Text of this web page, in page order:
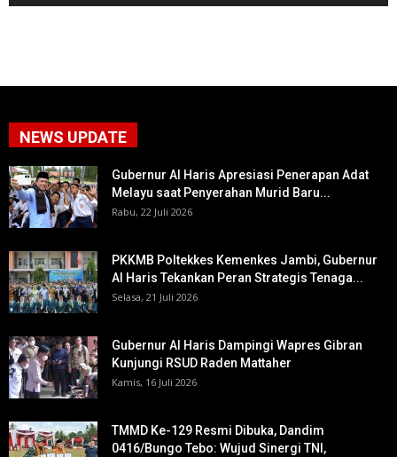
NEWS UPDATE
Gubernur Al Haris Apresiasi Penerapan Adat
Melayu saat Penyerahan Murid Baru...
Rabu, 22 Juli 2026
PKKMB Poltekkes Kemenkes Jambi, Gubernur
Al Haris Tekankan Peran Strategis Tenaga...
Selasa, 21 Juli 2026
Gubernur Al Haris Dampingi Wapres Gibran
Kunjungi RSUD Raden Mattaher
Kamis, 16 Juli 2026
TMMD Ke-129 Resmi Dibuka, Dandim
0416/Bungo Tebo: Wujud Sinergi TNI,